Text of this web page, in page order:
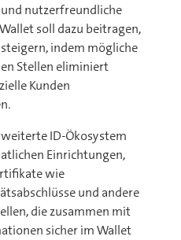
nutzerfreundliche
soll dazu beitragen,
indem mögliche
Stellen eliminiert
Kunden
ID-Ökosystem
Einrichtungen,
wie
und andere
die zusammen mit
sicher im Wallet